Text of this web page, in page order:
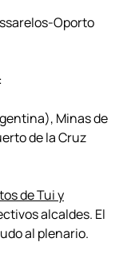
Oporto
:
Minas de
de la Cruz
de Tui y
alcaldes. El
al plenario.